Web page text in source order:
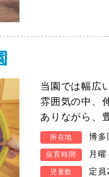
当園では幅広
雰囲気の中、
ありながら、
所在地 博多
保育時間 月
児童数 定